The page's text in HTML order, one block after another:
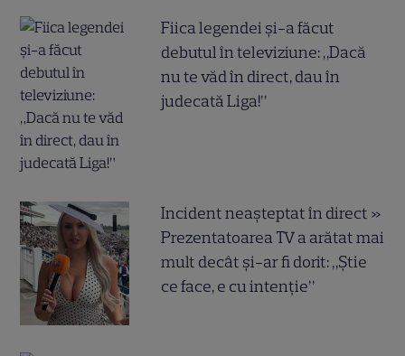
Fiica legendei și-a făcut
debutul în televiziune: „Dacă
nu te văd în direct, dau în
judecată Liga!”
Incident neașteptat în direct »
Prezentatoarea TV a arătat mai
mult decât și-ar fi dorit: „Știe
ce face, e cu intenție”